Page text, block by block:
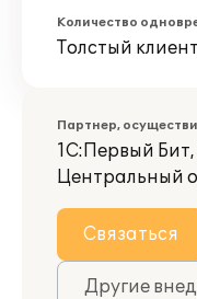
Количество
Толстый
Партнер,
1С:Первый
Центральный
Связаться
Другие